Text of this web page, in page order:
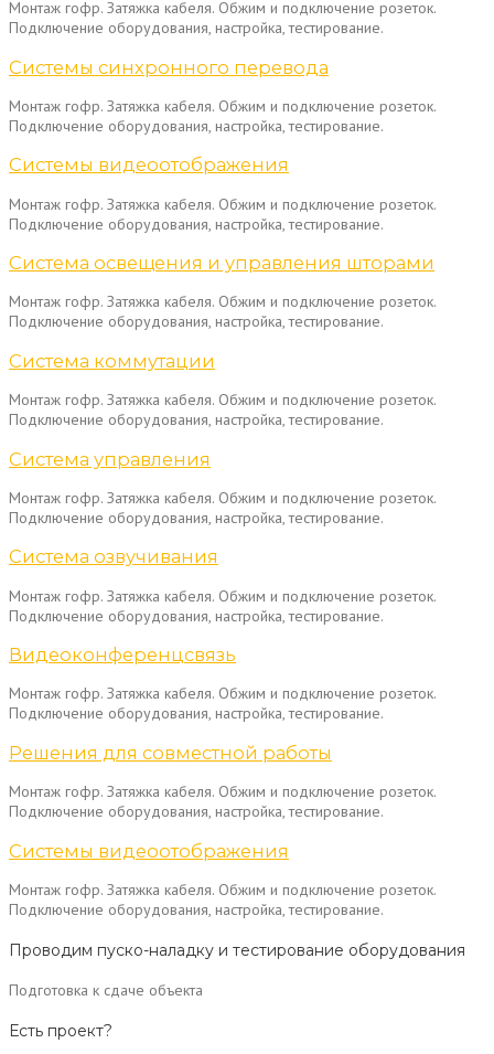
Монтаж гофр. Затяжка кабеля. Обжим и подключение розеток.
Подключение оборудования, настройка, тестирование.
Системы синхронного перевода
Монтаж гофр. Затяжка кабеля. Обжим и подключение розеток.
Подключение оборудования, настройка, тестирование.
Системы видеоотображения
Монтаж гофр. Затяжка кабеля. Обжим и подключение розеток.
Подключение оборудования, настройка, тестирование.
Система освещения и управления шторами
Монтаж гофр. Затяжка кабеля. Обжим и подключение розеток.
Подключение оборудования, настройка, тестирование.
Система коммутации
Монтаж гофр. Затяжка кабеля. Обжим и подключение розеток.
Подключение оборудования, настройка, тестирование.
Система управления
Монтаж гофр. Затяжка кабеля. Обжим и подключение розеток.
Подключение оборудования, настройка, тестирование.
Система озвучивания
Монтаж гофр. Затяжка кабеля. Обжим и подключение розеток.
Подключение оборудования, настройка, тестирование.
Видеоконференцсвязь
Монтаж гофр. Затяжка кабеля. Обжим и подключение розеток.
Подключение оборудования, настройка, тестирование.
Решения для совместной работы
Монтаж гофр. Затяжка кабеля. Обжим и подключение розеток.
Подключение оборудования, настройка, тестирование.
Системы видеоотображения
Монтаж гофр. Затяжка кабеля. Обжим и подключение розеток.
Подключение оборудования, настройка, тестирование.
Проводим пуско-наладку и тестирование оборудования
Подготовка к сдаче объекта
Есть проект?